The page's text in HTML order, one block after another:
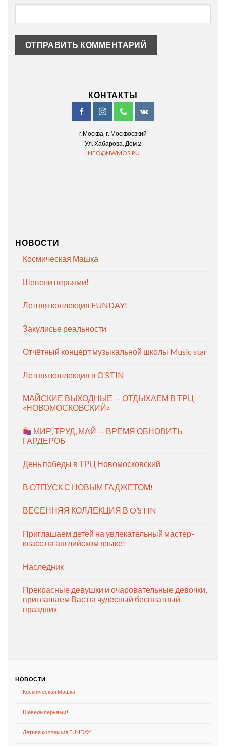
КОНТАКТЫ
г.Москва, г. Москвосвкий
Ул. Хабарова, Дом 2
INFO@NWMOS.RU
НОВОСТИ
Космическая Машка
Шевели перьями!
Летняя коллекция FUNDAY!
Закулисье реальности
Отчётный концерт музыкальной школы Music star
Летняя коллекция в O’STIN
МАЙСКИЕ ВЫХОДНЫЕ — ОТДЫХАЕМ В ТРЦ
«НОВОМОСКОВСКИЙ»
МИР, ТРУД, МАЙ — ВРЕМЯ ОБНОВИТЬ
ГАРДЕРОБ
День победы в ТРЦ Новомосковский
В ОТПУСК С НОВЫМ ГАДЖЕТОМ!
ВЕСЕННЯЯ КОЛЛЕКЦИЯ В O’STIN
Приглашаем детей на увлекательный мастер-
класс на английском языке!
Наследник
Прекрасные девушки и очаровательные девочки,
приглашаем Вас на чудесный бесплатный
праздник
НОВОСТИ
Космическая Машка
Шевели перьями!
Летняя коллекция FUNDAY!